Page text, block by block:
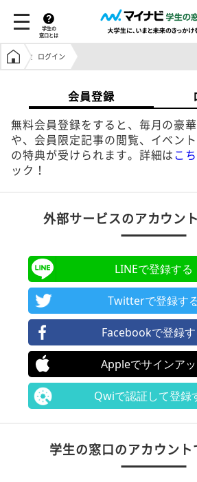
学生の
窓口とは
学生の窓口トップ
ログイン
会員登録
無料会員登録をすると、毎月の豪
や、会員限定記事の閲覧、イベン
の特典が受けられます。詳細は こ
ック！
外部サービスのアカウン
LINEで登録する
Twitterで登録す
Facebookで登録す
Appleでサインア
Qwiで認証して登録
学生の窓口のアカウント